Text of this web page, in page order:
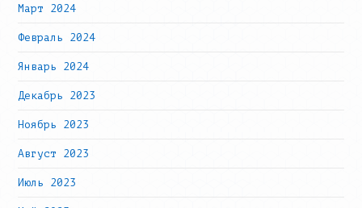
Март 2024
Февраль 2024
Январь 2024
Декабрь 2023
Ноябрь 2023
Август 2023
Июль 2023